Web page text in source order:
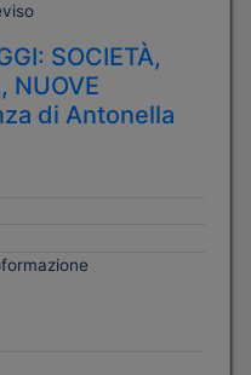
SOCIETÀ,
NUOVE
di Antonella